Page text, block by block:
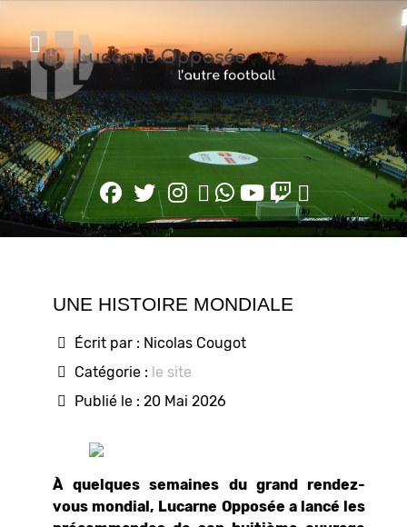
UNE HISTOIRE MONDIALE
Écrit par : Nicolas Cougot
Catégorie : le site
Publié le : 20 Mai 2026
À quelques semaines du grand rendez-
vous mondial, Lucarne Opposée a lancé les